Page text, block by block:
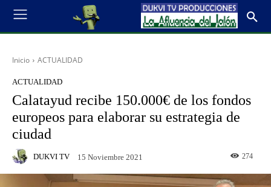
Inicio ACTUALIDAD
ACTUALIDAD
Calatayud recibe 150.000€ de los fondos
europeos para elaborar su estrategia de
ciudad
DUKVI TV 15 Noviembre 2021 274